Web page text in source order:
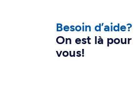
Besoin d’aide?
On est là pour
vous!